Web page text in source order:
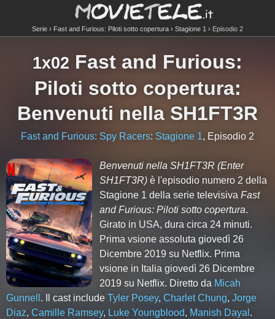
Serie Fast and Furious: Piloti sotto copertura Stagione 1 Episodio 2
1x02 Fast and Furious:
Piloti sotto copertura:
Benvenuti nella SH1FT3R
Fast and Furious: Spy Racers: Stagione 1, Episodio 2
Benvenuti nella SH1FT3R (Enter
SH1FT3R) è l'episodio numero 2 della
Stagione 1 della serie televisivaFast
and Furious: Piloti sotto copertura.
Girato in USA, dura circa 24 minuti.
Prima vsione assoluta giovedì 26
Dicembre 2019 su Netflix. Prima
vsione in Italia giovedì 26 Dicembre
2019 su Netflix. Diretto da Micah
Gunnell . Il cast include Tyler Posey, Charlet Chung, Jorge
Diaz, Camille Ramsey, Luke Youngblood, Manish Dayal .